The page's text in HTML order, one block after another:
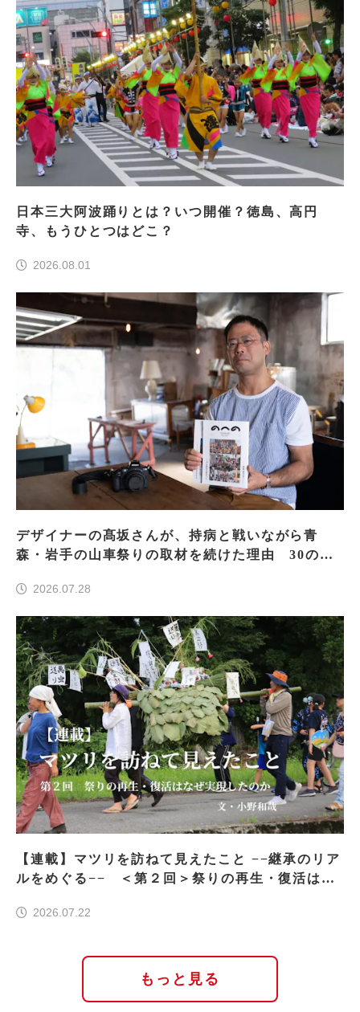
日本三大阿波踊りとは？いつ開催？徳島、高円
寺、もうひとつはどこ？
2026.08.01
デザイナーの髙坂さんが、持病と戦いながら青
森・岩手の山車祭りの取材を続けた理由 30の山
2026.07.28
【連載】マツリを訪ねて見えたこと −−継承のリア
ルをめぐる−− ＜第２回＞祭りの再生・復活はな
2026.07.22
もっと見る